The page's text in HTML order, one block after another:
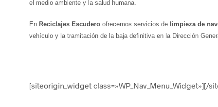
el medio ambiente y la salud humana.
En Reciclajes Escudero ofrecemos servicios de limpieza de
vehículo y la tramitación de la baja definitiva en la Dirección
[siteorigin_widget class=»WP_Nav_Menu_Widget»][/